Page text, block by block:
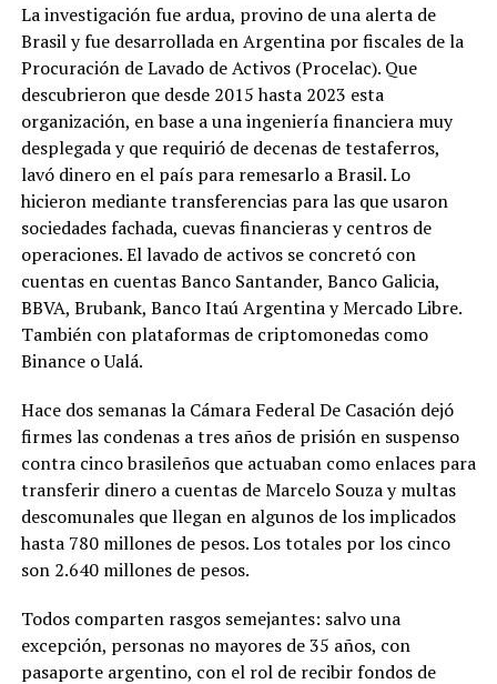
La investigación fue ardua, provino de una alerta de
Brasil y fue desarrollada en Argentina por fiscales de la
Procuración de Lavado de Activos (Procelac). Que
descubrieron que desde 2015 hasta 2023 esta
organización, en base a una ingeniería financiera muy
desplegada y que requirió de decenas de testaferros,
lavó dinero en el país para remesarlo a Brasil. Lo
hicieron mediante transferencias para las que usaron
sociedades fachada, cuevas financieras y centros de
operaciones. El lavado de activos se concretó con
cuentas en cuentas Banco Santander, Banco Galicia,
BBVA, Brubank, Banco Itaú Argentina y Mercado Libre.
También con plataformas de criptomonedas como
Binance o Ualá.
Hace dos semanas la Cámara Federal De Casación dejó
firmes las condenas a tres años de prisión en suspenso
contra cinco brasileños que actuaban como enlaces para
transferir dinero a cuentas de Marcelo Souza y multas
descomunales que llegan en algunos de los implicados
hasta 780 millones de pesos. Los totales por los cinco
son 2.640 millones de pesos.
Todos comparten rasgos semejantes: salvo una
excepción, personas no mayores de 35 años, con
pasaporte argentino, con el rol de recibir fondos de